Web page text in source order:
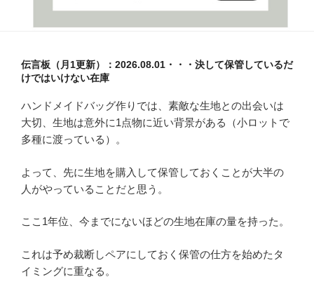
伝言板（月1更新）：2026.08.01・・・決して保管しているだ
けではいけない在庫
ハンドメイドバッグ作りでは、素敵な生地との出会いは
大切、生地は意外に1点物に近い背景がある（小ロットで
多種に渡っている）。
よって、先に生地を購入して保管しておくことが大半の
人がやっていることだと思う。
ここ1年位、今までにないほどの生地在庫の量を持った。
これは予め裁断しペアにしておく保管の仕方を始めたタ
イミングに重なる。